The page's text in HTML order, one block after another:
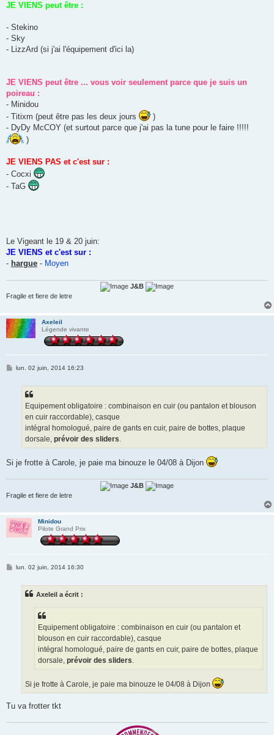
JE VIENS peut être :
- Stekino
- Sky
- LizzArd (si j'ai l'équipement d'ici la)
JE VIENS peut être ... vous voir seulement parce que je suis un
poireau :
- Minidou
- Titixm (peut être pas les deux jours
)
- DyDy McCOY (et surtout parce que j'ai pas la tune pour le faire !!!!!
)
JE VIENS PAS et c'est sur :
- Cocxi
- TaG
Le Vigeant le 19 & 20 juin:
JE VIENS et c'est sur :
- hargue - Moyen
J&B
Fragile et fiere de letre
Axeleil
Légende vivante
Mlun. 02 juin, 2014 16:23
Equipement obligatoire : combinaison en cuir (ou pantalon et blouson
en cuir raccordable), casque
intégral homologué, paire de gants en cuir, paire de bottes, plaque
dorsale, prévoir des sliders.
Si je frotte à Carole, je paie ma binouze le 04/08 à Dijon
J&B
Fragile et fiere de letre
Minidou
Pilote Grand Prix
Mlun. 02 juin, 2014 16:30
Axeleil a écrit :
Equipement obligatoire : combinaison en cuir (ou pantalon et
blouson en cuir raccordable), casque
intégral homologué, paire de gants en cuir, paire de bottes, plaque
dorsale, prévoir des sliders.
Si je frotte à Carole, je paie ma binouze le 04/08 à Dijon
Tu va frotter tkt